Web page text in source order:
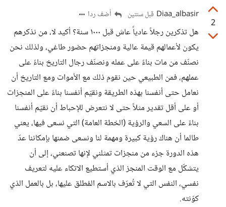
2
Diaa_albasir قبل سنتين أضف ردا
هل تذكرين رجلاً عادياً عاش قبل ١٠٠٠ سنة؟ أكيد لا، من نذكرهم
يكون لأعمالهم قيمة عالية ومنجزاتهم حضور طاغي، ولذلك نحن
نصنّف من مات بناءً على عمله ونصنّف رجال التاريخ بناءً على
عملهم، فمن الطبيعي حين نقوم ذلك مع الأموات ومع التاريخ أن
نعامل حتى أنفسنا بهذه الطريقة ونقيّم أنفسنا بناءً على المنجزات
أو على أقل تقدير مثلاً حتى لا نتعرض للإحباط أن نقيّم أنفسنا
بناءً على السعي والرؤية (الخطة العامة) التي نسعى فيها، يعني
طالما أن هناك رؤية كبيرة ومهمة لنا ونسعى ضمنها بإمكاننا عدّ
هذه الدورة جزء من منجزات تمثلني لإنها تصنعني، إلى أن
يتشكّل مع الوقت المنجز الذي أستطيع الاتكاء عليه لتعريف
نفسي، النفس التي لا تُعرّف بالاسم المُطلق عليها، بل بالعمل الذي
كوّنته.